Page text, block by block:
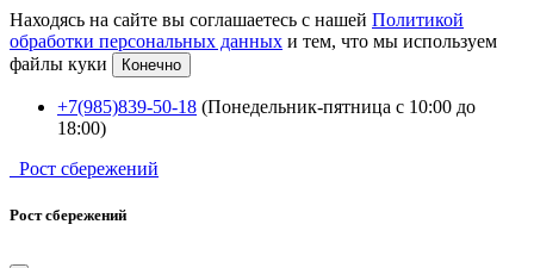
Находясь на сайте вы соглашаетесь с нашей Политикой
обработки персональных данных и тем, что мы используем
файлы куки
Конечно
+7(985)839-50-18 (Понедельник-пятница с 10:00 до
18:00)
Рост сбережений
Рост сбережений